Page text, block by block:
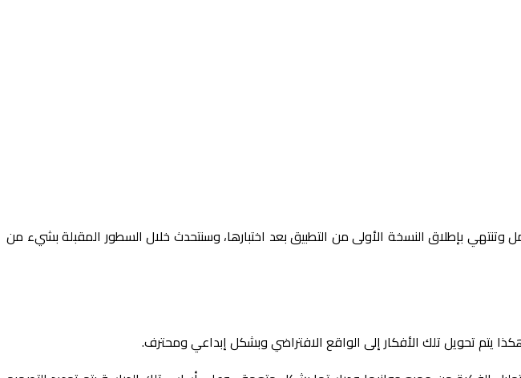
بإطلاق النسخة الأولى من التطبيق بعد اختبارها، وسنتحدث خلال السطور المقبلة بشيء من
يتم تحويل تلك الأفكار إلى الواقع الافتراضي وبشكل إبداعي ومحترف.